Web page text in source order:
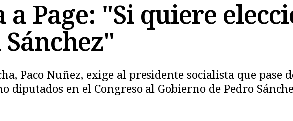
Page: "Si quiere
Paco Nuñez, exige al presidente socialista que pase
diputados en el Congreso al Gobierno de Pedro